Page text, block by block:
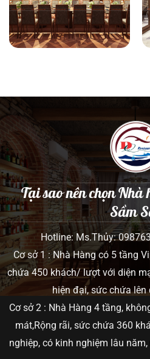
Tại sao nên chọn
Sầm
Hotline: Ms.Thủy:
Cơ sở 1 : Nhà Hàng có 5 tầng
chứa 450 khách/ lượt với diện
hiện đại, sức chứa lên
Cơ sở 2 : Nhà Hàng 4 tầng,
mát,Rộng rãi, sức chứa 360
nghiệp, có kinh nghiệm lâu